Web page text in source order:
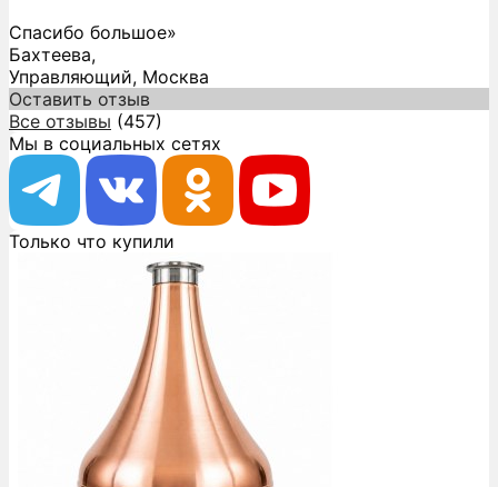
Спасибо большое»
Бахтеева,
Управляющий, Москва
Оставить отзыв
Все отзывы (457)
Мы в социальных сетях
Только что купили